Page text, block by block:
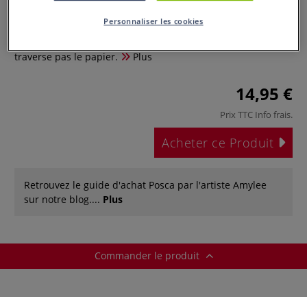
d’eau et d’encre à pigmentation. Totalement inodore, l’encre
traverse pas le papier.
Plus
14,95 €
Prix TTC Info frais.
Acheter ce Produit
Retrouvez le guide d'achat Posca par l'artiste Amylee
sur notre blog.... Plus
Commander le produit
Personnaliser les cookies